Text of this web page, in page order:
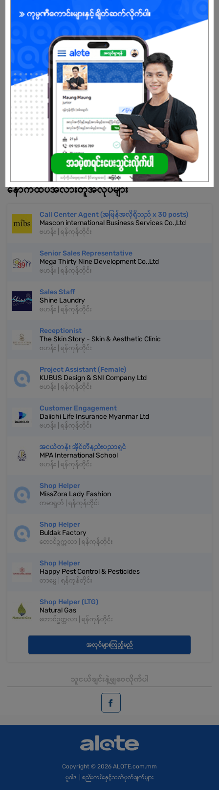
အလုပ်လျှောက်ရန် ဒီနေရာကို နှိပ်ပါ
အကောင့်မရှိသေးဘူးလား?
မှတ်ပုံတင်မယ်
နောက်ထပ်အလားတူအလုပ်များ
Call Center Agent (အမြန်အလိုရှိသည် x 30 posts)
Mascon international Business Services Co.,Ltd
ဗဟန်း | ရန်ကုန်တိုင်း
Senior Sales Representative
Mega Thirty Nine Development Co.,Ltd
ဗဟန်း | ရန်ကုန်တိုင်း
Sales Staff
Shine Laundry
ဗဟန်း | ရန်ကုန်တိုင်း
Receptionist
The Skin Story - Skin & Aesthetic Clinic
ဗဟန်း | ရန်ကုန်တိုင်း
Project Assistant (Female)
KUBUS Design & SNI Company Ltd
ဗဟန်း | ရန်ကုန်တိုင်း
Customer Engagement
Daiichi Life Insurance Myanmar Ltd
ဗဟန်း | ရန်ကုန်တိုင်း
အငယ်တန်း အိုင်တီနည်းပညာရှင်
MPA International School
ဗဟန်း | ရန်ကုန်တိုင်း
Shop Helper
MissZora Lady Fashion
ကမာရွတ် | ရန်ကုန်တိုင်း
Shop Helper
Buldak Factory
တောင်ဥက္ကလာ | ရန်ကုန်တိုင်း
Shop Helper
Happy Pest Control & Pesticides
တာမွေ | ရန်ကုန်တိုင်း
Shop Helper (LTG)
Natural Gas
တောင်ဥက္ကလာ | ရန်ကုန်တိုင်း
အလုပ်များကြည့်မည်
သူငယ်ချင်းနဲ့မျှဝေလိုက်ပါ
Copyright © 2026 ALOTE.com.mm
မူဝါဒ
စည်းကမ်းနှင့်သတ်မှတ်ချက်များ